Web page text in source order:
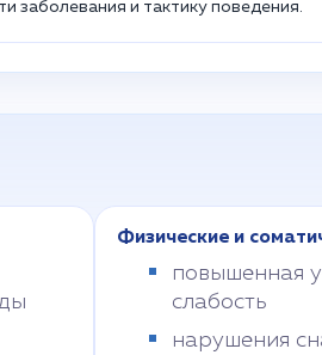
заболевания и тактику поведения.
Физические и
повышенная
слабость
нарушения